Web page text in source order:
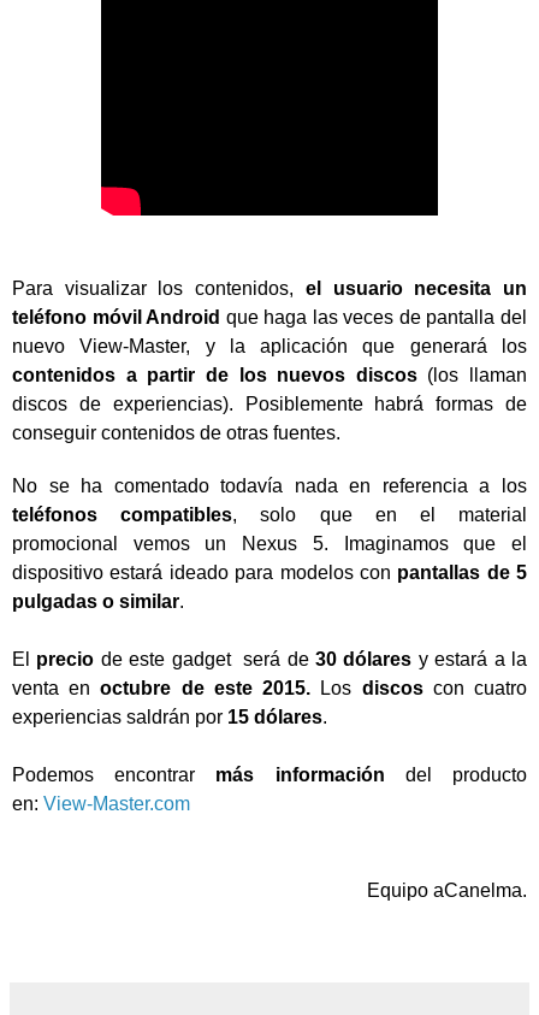
Para visualizar los contenidos, el usuario necesita un
teléfono móvil Android que haga las veces de pantalla del
nuevo View-Master, y la aplicación que generará los
contenidos a partir de los nuevos discos(los llaman
discos de experiencias). Posiblemente habrá formas de
conseguir contenidos de otras fuentes.
No se ha comentado todavía nada en referencia a los
teléfonos compatibles, solo que en el material
promocional vemos un Nexus 5. Imaginamos que el
dispositivo estará ideado para modelos con pantallas de 5
pulgadas o similar.
El precio de este gadget será de30 dólares y estará a la
venta enoctubre de este 2015. Los discoscon cuatro
experiencias saldrán por 15 dólares.
Podemos encontrar más información del producto
en: View-Master.com
Equipo aCanelma.